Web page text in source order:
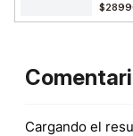
Cargando el